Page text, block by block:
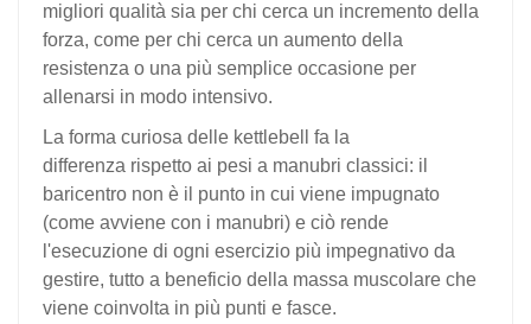
migliori qualità sia per chi cerca un incremento della
forza, come per chi cerca un aumento della
resistenza o una più semplice occasione per
allenarsi in modo intensivo.
La forma curiosa delle kettlebell fa la
differenza rispetto ai pesi a manubri classici: il
baricentro non è il punto in cui viene impugnato
(come avviene con i manubri) e ciò rende
l'esecuzione di ogni esercizio più impegnativo da
gestire, tutto a beneficio della massa muscolare che
viene coinvolta in più punti e fasce.